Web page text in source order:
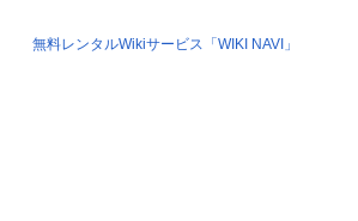
無料レンタルWikiサービス「WIKI NAVI」